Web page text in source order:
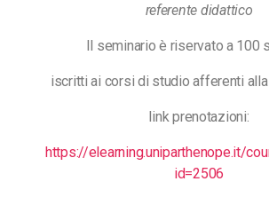
referente didattico
Il seminario è riservato a 100
iscritti ai corsi di studio afferenti alla
link prenotazioni:
https://elearning.uniparthenope.it/
id=2506